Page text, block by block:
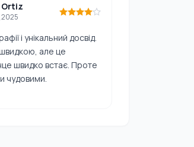
2025
і унікальний досвід.
але це
швидко встає. Проте
чудовими.